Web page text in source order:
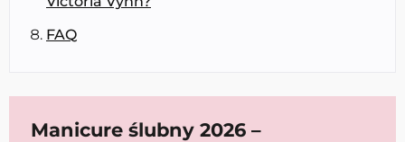
FAQ
Manicure ślubny 2026 –